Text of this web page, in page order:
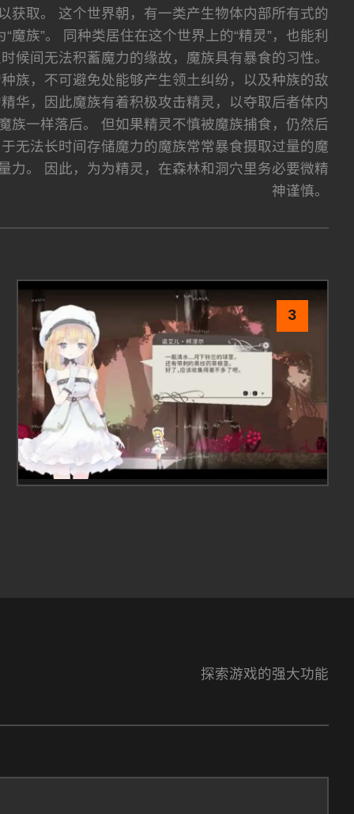
获取。 这个世界朝，有一类产生物体内部所有式的
族”。 同种类居住在这个世界上的“精灵”，也能利
候间无法积蓄魔力的缘故，魔族具有暴食的习性。
族，不可避免处能够产生领土纠纷，以及种族的敌
华，因此魔族有着积极攻击精灵，以夺取后者体内
族一样落后。 但如果精灵不慎被魔族捕食，仍然后
无法长时间存储魔力的魔族常常暴食摄取过量的魔
力。 因此，为为精灵，在森林和洞穴里务必要微精
神谨慎。
3
探索游戏的强大功能